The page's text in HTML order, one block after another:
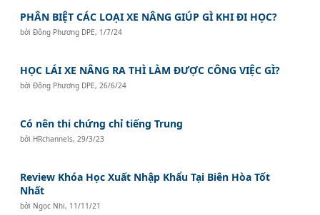
PHÂN BIỆT CÁC LOẠI XE NÂNG GIÚP GÌ KHI ĐI HỌC?
bởiĐông Phương DPE, 1/7/24
HỌC LÁI XE NÂNG RA THÌ LÀM ĐƯỢC CÔNG VIỆC GÌ?
bởiĐông Phương DPE, 26/6/24
Có nên thi chứng chỉ tiếng Trung
bởi HRchannels, 29/3/23
Review Khóa Học Xuất Nhập Khẩu Tại Biên Hòa Tốt
Nhất
bởi Ngọc Nhi, 11/11/21